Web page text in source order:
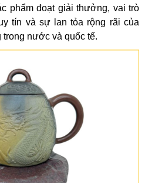
phẩm đoạt giải thưởng, vai trò
tín và sự lan tỏa rộng rãi của
nước và quốc tế.